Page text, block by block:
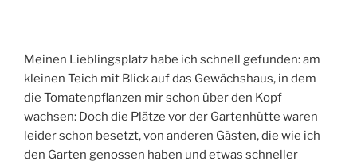
Meinen Lieblingsplatz habe ich schnell gefunden: am
kleinen Teich mit Blick auf das Gewächshaus, in dem
die Tomatenpflanzen mir schon über den Kopf
wachsen: Doch die Plätze vor der Gartenhütte waren
leider schon besetzt, von anderen Gästen, die wie ich
den Garten genossen haben und etwas schneller